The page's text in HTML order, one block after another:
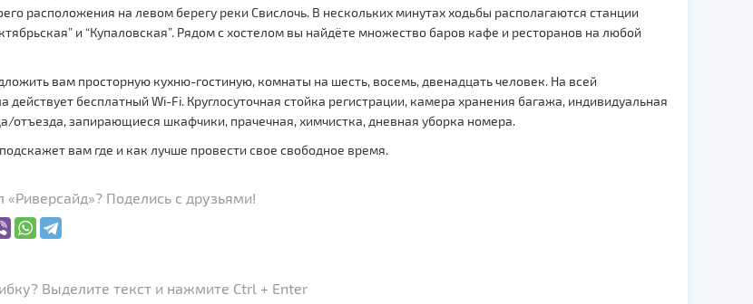
расположения на левом берегу реки Свислочь. В нескольких минутах ходьбы располагаются станции
и “Купаловская”. Рядом с хостелом вы найдёте множество баров кафе и ресторанов на любой
вам просторную кухню-гостиную, комнаты на шесть, восемь, двенадцать человек. На всей
действует бесплатный Wi-Fi. Круглосуточная стойка регистрации, камера хранения багажа, индивидуальная
отъезда, запирающиеся шкафчики, прачечная, химчистка, дневная уборка номера.
вам где и как лучше провести свое свободное время.
«Риверсайд»? Поделись с друзьями!
Выделите текст и нажмите Ctrl + Enter